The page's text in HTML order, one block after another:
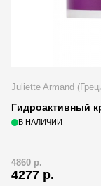
Juliette Armand
Гидроактивный
В НАЛИЧИИ
4277 р.
4860 р.